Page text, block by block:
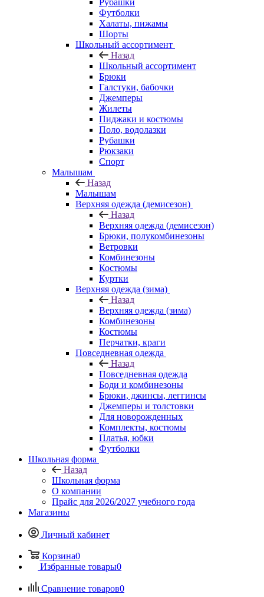
Рубашки
Футболки
Халаты, пижамы
Шорты
Школьный ассортимент
Назад
Школьный ассортимент
Брюки
Галстуки, бабочки
Джемперы
Жилеты
Пиджаки и костюмы
Поло, водолазки
Рубашки
Рюкзаки
Спорт
Малышам
Назад
Малышам
Верхняя одежда (демисезон)
Назад
Верхняя одежда (демисезон)
Брюки, полукомбинезоны
Ветровки
Комбинезоны
Костюмы
Куртки
Верхняя одежда (зима)
Назад
Верхняя одежда (зима)
Комбинезоны
Костюмы
Перчатки, краги
Повседневная одежда
Назад
Повседневная одежда
Боди и комбинезоны
Брюки, джинсы, леггинсы
Джемперы и толстовки
Для новорожденных
Комплекты, костюмы
Платья, юбки
Футболки
Школьная форма
Назад
Школьная форма
О компании
Прайс для 2026/2027 учебного года
Магазины
Личный кабинет
Корзина0
Избранные товары0
Сравнение товаров0